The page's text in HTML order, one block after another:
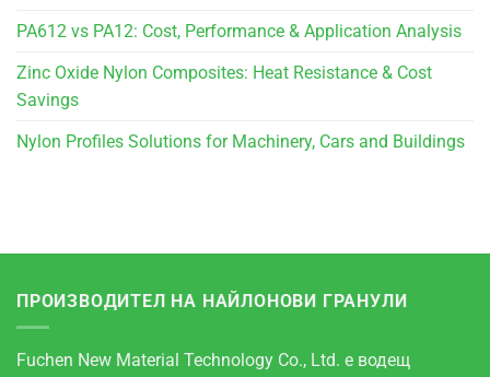
PA612 vs PA12: Cost, Performance & Application Analysis
Zinc Oxide Nylon Composites: Heat Resistance & Cost
Savings
Nylon Profiles Solutions for Machinery, Cars and Buildings
ПРОИЗВОДИТЕЛ НА НАЙЛОНОВИ ГРАНУЛИ
Fuchen New Material Technology Co., Ltd. е водещ